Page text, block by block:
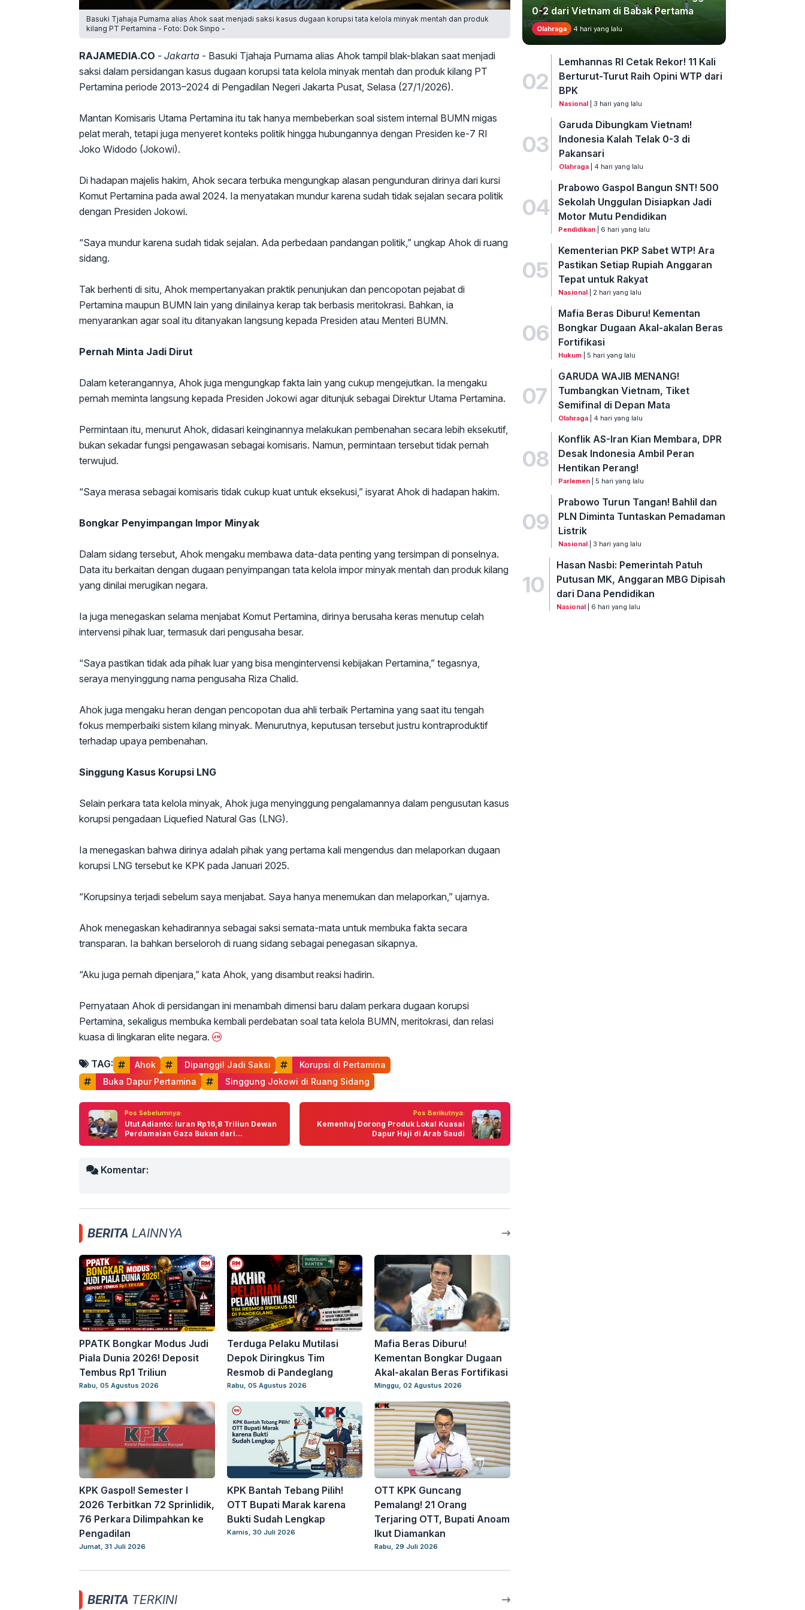
Basuki Tjahaja Purnama alias Ahok saat menjadi saksi kasus dugaan korupsi tata kelola minyak mentah dan produk
kilang PT Pertamina - Foto: Dok Sinpo -
RAJAMEDIA.CO - Jakarta - Basuki Tjahaja Purnama alias Ahok tampil blak-blakan saat menjadi
saksi dalam persidangan kasus dugaan korupsi tata kelola minyak mentah dan produk kilang PT
Pertamina periode 2013–2024 di Pengadilan Negeri Jakarta Pusat, Selasa (27/1/2026).
Mantan Komisaris Utama Pertamina itu tak hanya membeberkan soal sistem internal BUMN migas
pelat merah, tetapi juga menyeret konteks politik hingga hubungannya dengan Presiden ke-7 RI
Joko Widodo (Jokowi).
Di hadapan majelis hakim, Ahok secara terbuka mengungkap alasan pengunduran dirinya dari kursi
Komut Pertamina pada awal 2024. Ia menyatakan mundur karena sudah tidak sejalan secara politik
dengan Presiden Jokowi.
“Saya mundur karena sudah tidak sejalan. Ada perbedaan pandangan politik,” ungkap Ahok di ruang
sidang.
Tak berhenti di situ, Ahok mempertanyakan praktik penunjukan dan pencopotan pejabat di
Pertamina maupun BUMN lain yang dinilainya kerap tak berbasis meritokrasi. Bahkan, ia
menyarankan agar soal itu ditanyakan langsung kepada Presiden atau Menteri BUMN.
Pernah Minta Jadi Dirut
Dalam keterangannya, Ahok juga mengungkap fakta lain yang cukup mengejutkan. Ia mengaku
pernah meminta langsung kepada Presiden Jokowi agar ditunjuk sebagai Direktur Utama Pertamina.
Permintaan itu, menurut Ahok, didasari keinginannya melakukan pembenahan secara lebih eksekutif,
bukan sekadar fungsi pengawasan sebagai komisaris. Namun, permintaan tersebut tidak pernah
terwujud.
“Saya merasa sebagai komisaris tidak cukup kuat untuk eksekusi,” isyarat Ahok di hadapan hakim.
Bongkar Penyimpangan Impor Minyak
Dalam sidang tersebut, Ahok mengaku membawa data-data penting yang tersimpan di ponselnya.
Data itu berkaitan dengan dugaan penyimpangan tata kelola impor minyak mentah dan produk kilang
yang dinilai merugikan negara.
Ia juga menegaskan selama menjabat Komut Pertamina, dirinya berusaha keras menutup celah
intervensi pihak luar, termasuk dari pengusaha besar.
“Saya pastikan tidak ada pihak luar yang bisa mengintervensi kebijakan Pertamina,” tegasnya,
seraya menyinggung nama pengusaha Riza Chalid.
Ahok juga mengaku heran dengan pencopotan dua ahli terbaik Pertamina yang saat itu tengah
fokus memperbaiki sistem kilang minyak. Menurutnya, keputusan tersebut justru kontraproduktif
terhadap upaya pembenahan.
Singgung Kasus Korupsi LNG
Selain perkara tata kelola minyak, Ahok juga menyinggung pengalamannya dalam pengusutan kasus
korupsi pengadaan Liquefied Natural Gas (LNG).
Ia menegaskan bahwa dirinya adalah pihak yang pertama kali mengendus dan melaporkan dugaan
korupsi LNG tersebut ke KPK pada Januari 2025.
“Korupsinya terjadi sebelum saya menjabat. Saya hanya menemukan dan melaporkan,” ujarnya.
Ahok menegaskan kehadirannya sebagai saksi semata-mata untuk membuka fakta secara
transparan. Ia bahkan berseloroh di ruang sidang sebagai penegasan sikapnya.
“Aku juga pernah dipenjara,” kata Ahok, yang disambut reaksi hadirin.
Pernyataan Ahok di persidangan ini menambah dimensi baru dalam perkara dugaan korupsi
Pertamina, sekaligus membuka kembali perdebatan soal tata kelola BUMN, meritokrasi, dan relasi
kuasa di lingkaran elite negara.
TAG: Ahok Dipanggil Jadi Saksi
Korupsi di Pertamina
Buka Dapur Pertamina
Singgung Jokowi di Ruang Sidang
Pos Sebelumnya:
Utut Adianto: Iuran Rp16,8 Triliun Dewan
Perdamaian Gaza Bukan dari...
Pos Berikutnya:
Kemenhaj Dorong Produk Lokal Kuasai
Dapur Haji di Arab Saudi
Komentar:
BERITA LAINNYA
PPATK Bongkar Modus Judi
Piala Dunia 2026! Deposit
Tembus Rp1 Triliun
Rabu, 05 Agustus 2026
Terduga Pelaku Mutilasi
Depok Diringkus Tim
Resmob di Pandeglang
Rabu, 05 Agustus 2026
Mafia Beras Diburu!
Kementan Bongkar Dugaan
Akal-akalan Beras Fortifikasi
Minggu, 02 Agustus 2026
KPK Gaspol! Semester I
2026 Terbitkan 72 Sprinlidik,
76 Perkara Dilimpahkan ke
Pengadilan
Jumat, 31 Juli 2026
KPK Bantah Tebang Pilih!
OTT Bupati Marak karena
Bukti Sudah Lengkap
Kamis, 30 Juli 2026
OTT KPK Guncang
Pemalang! 21 Orang
Terjaring OTT, Bupati Anoam
Ikut Diamankan
Rabu, 29 Juli 2026
BERITA TERKINI
0-2 dari Vietnam di Babak Pertama
Olahraga 4 hari yang lalu
02
Lemhannas RI Cetak Rekor! 11 Kali
Berturut-Turut Raih Opini WTP dari
BPK
Nasional| 3 hari yang lalu
03
Garuda Dibungkam Vietnam!
Indonesia Kalah Telak 0-3 di
Pakansari
Olahraga| 4 hari yang lalu
04
Prabowo Gaspol Bangun SNT! 500
Sekolah Unggulan Disiapkan Jadi
Motor Mutu Pendidikan
Pendidikan | 6 hari yang lalu
05
Kementerian PKP Sabet WTP! Ara
Pastikan Setiap Rupiah Anggaran
Tepat untuk Rakyat
Nasional | 2 hari yang lalu
06
Mafia Beras Diburu! Kementan
Bongkar Dugaan Akal-akalan Beras
Fortifikasi
Hukum | 5 hari yang lalu
07
GARUDA WAJIB MENANG!
Tumbangkan Vietnam, Tiket
Semifinal di Depan Mata
Olahraga | 4 hari yang lalu
08
Konflik AS-Iran Kian Membara, DPR
Desak Indonesia Ambil Peran
Hentikan Perang!
Parlemen | 5 hari yang lalu
09
Prabowo Turun Tangan! Bahlil dan
PLN Diminta Tuntaskan Pemadaman
Listrik
Nasional | 3 hari yang lalu
10
Hasan Nasbi: Pemerintah Patuh
Putusan MK, Anggaran MBG Dipisah
dari Dana Pendidikan
Nasional | 6 hari yang lalu